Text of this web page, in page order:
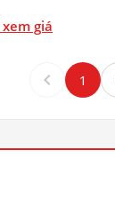
giá
keyboard_arrow_left 1